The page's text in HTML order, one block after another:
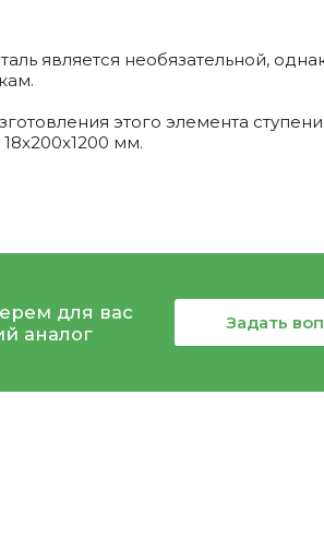
является необязательной,
этого элемента
мм.
для вас
аналог
Задать